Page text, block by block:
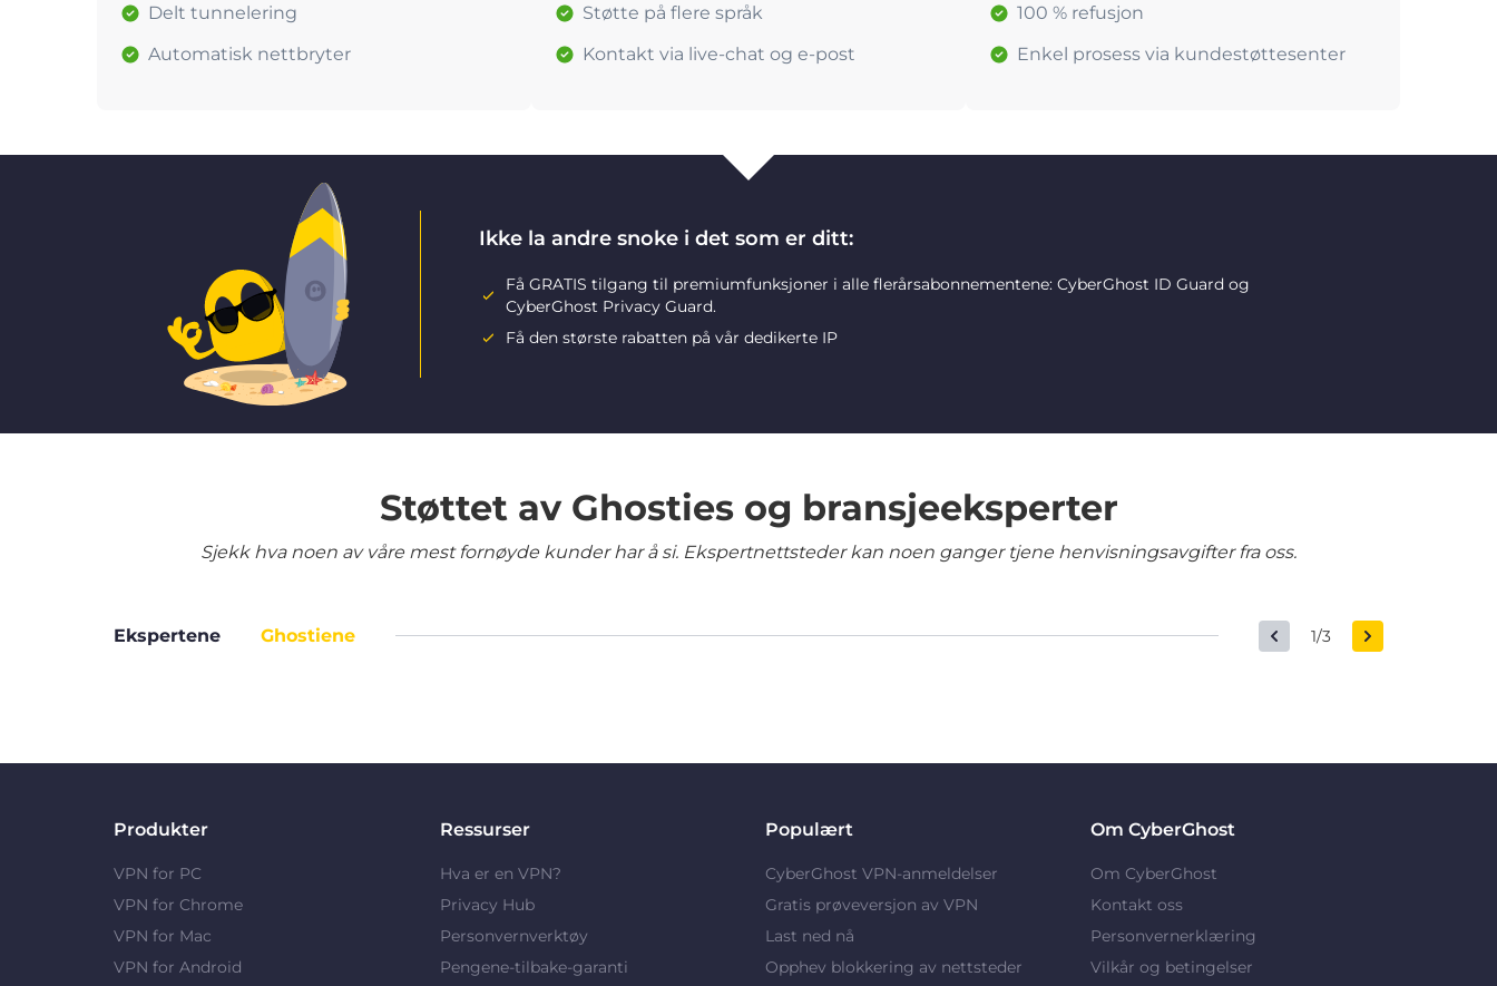
Delt tunnelering
Automatisk nettbryter
Støtte på flere språk
Kontakt via live-chat og e-post
100 % refusjon
Enkel prosess via kundestøttesenter
Ikke la andre snoke i det som er ditt:
Få GRATIS tilgang til premiumfunksjoner i alle flerårsabonnementene: CyberGhost ID Guard og
CyberGhost Privacy Guard.
Få den største rabatten på vår dedikerte IP
Støttet av Ghosties og bransjeeksperter
Sjekk hva noen av våre mest fornøyde kunder har å si. Ekspertnettsteder kan noen ganger tjene henvisningsavgifter fra oss.
Ekspertene Ghostiene 1/3
Produkter
VPN for PC
VPN for Chrome
VPN for Mac
VPN for Android
Ressurser
Hva er en VPN?
Privacy Hub
Personvernverktøy
Pengene-tilbake-garanti
Populært
CyberGhost VPN-anmeldelser
Gratis prøveversjon av VPN
Last ned nå
Opphev blokkering av nettsteder
Om CyberGhost
Om CyberGhost
Kontakt oss
Personvernerklæring
Vilkår og betingelser